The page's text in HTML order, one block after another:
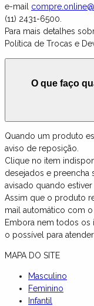
e-mail
(11) 2431-6500.
Para mais detalhes
Política de Trocas e
O que faço
Quando um produto
aviso de reposição.
Clique no item
desejados e preencha
avisado quando estiver
Assim que o produto
mail automático com o
Embora nem todos os
o possível para
MAPA DO SITE
Masculino
Feminino
Infantil